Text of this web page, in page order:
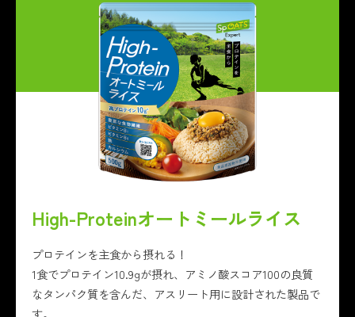
High-Proteinオートミールライス
プロテインを主食から摂れる！
1食でプロテイン10.9gが摂れ、アミノ酸スコア100の良質
なタンパク質を含んだ、アスリート用に設計された製品で
す。